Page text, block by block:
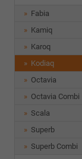
Fabia
Kamiq
Karoq
Kodiaq
Octavia
Octavia Combi
Scala
Superb
Superb Combi